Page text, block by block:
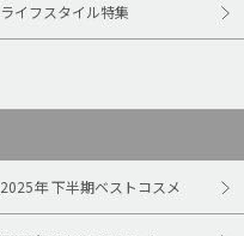
ライフスタイル特集
2025年 下半期ベストコスメ